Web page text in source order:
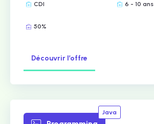
CDI 6 - 10 ans
50%
Découvrir l’offre
Java